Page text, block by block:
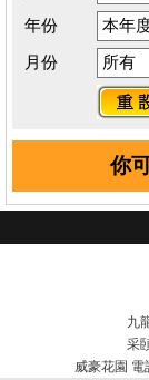
年份
月份
你
九
采
威豪花園